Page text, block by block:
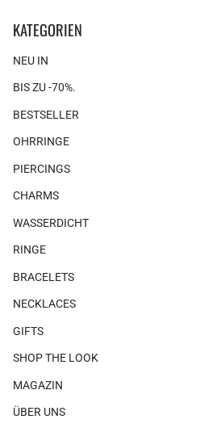
KATEGORIEN
NEU IN
BIS ZU -70%.
BESTSELLER
OHRRINGE
PIERCINGS
CHARMS
WASSERDICHT
RINGE
BRACELETS
NECKLACES
GIFTS
SHOP THE LOOK
MAGAZIN
ÜBER UNS